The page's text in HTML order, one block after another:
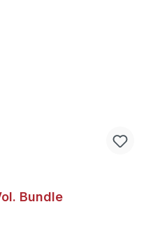
Bundle